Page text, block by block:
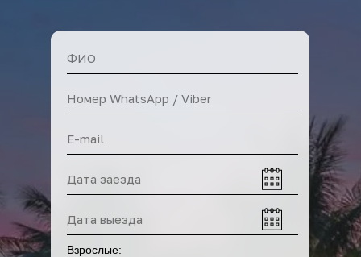
Взрослые: